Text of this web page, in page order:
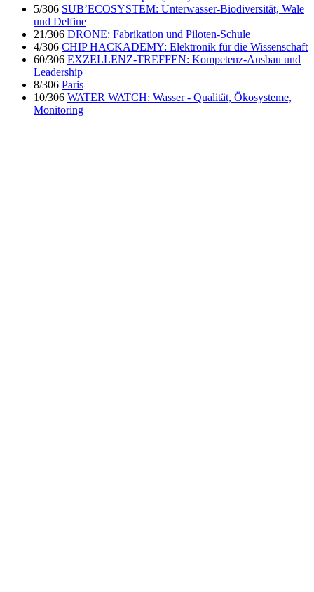
5/306 SUB’ECOSYSTEM: Unterwasser-Biodiversität, Wale
und Delfine
21/306 DRONE: Fabrikation und Piloten-Schule
4/306 CHIP HACKADEMY: Elektronik für die Wissenschaft
60/306 EXZELLENZ-TREFFEN: Kompetenz-Ausbau und
Leadership
8/306 Paris
10/306 WATER WATCH: Wasser - Qualität, Ökosysteme,
Monitoring